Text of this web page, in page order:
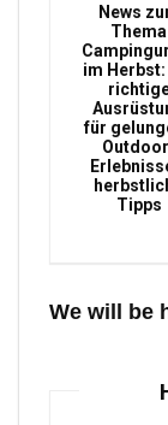
News
Thema
im Herbst:
für
Tipps
We will be